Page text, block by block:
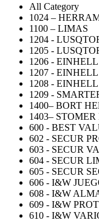
All Category
1024 –
1100 – LIMAS
1204 -
1205 -
1206 -
1207 -
1208 -
1209 -
1400– BORT
1403–
600 - BEST
602 - SECUR
603 - SECUR
604 - SECUR
605 - SECUR
606 - I&W
608 - I&W
609 - I&W
610 - I&W